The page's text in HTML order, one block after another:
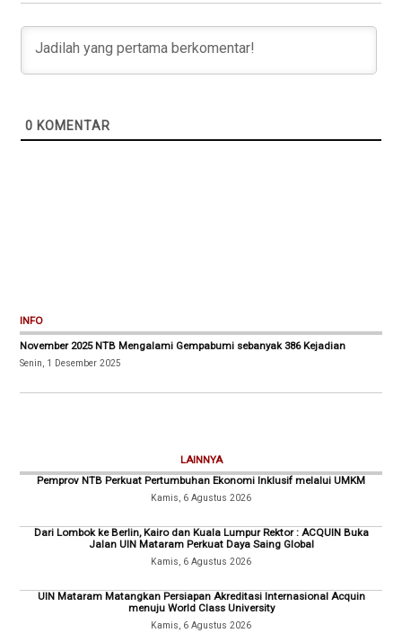
0 KOMENTAR
INFO
November 2025 NTB Mengalami Gempabumi sebanyak 386 Kejadian
Senin, 1 Desember 2025
LAINNYA
Pemprov NTB Perkuat Pertumbuhan Ekonomi Inklusif melalui UMKM
Kamis, 6 Agustus 2026
Dari Lombok ke Berlin, Kairo dan Kuala Lumpur Rektor : ACQUIN Buka
Jalan UIN Mataram Perkuat Daya Saing Global
Kamis, 6 Agustus 2026
UIN Mataram Matangkan Persiapan Akreditasi Internasional Acquin
menuju World Class University
Kamis, 6 Agustus 2026